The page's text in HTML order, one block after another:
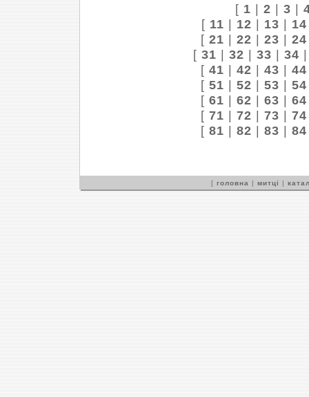
[ 1 | 2 | 3 |
[ 11 | 12 | 13 | 14
[ 21 | 22 | 23 | 24
[ 31 | 32 | 33 | 34
[ 41 | 42 | 43 | 44
[ 51 | 52 | 53 | 54
[ 61 | 62 | 63 | 64
[ 71 | 72 | 73 | 74
[ 81 | 82 | 83 | 84
[ головна | митці |